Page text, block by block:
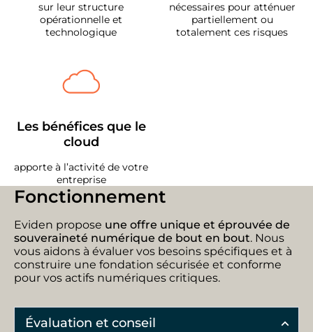
sur leur structure
opérationnelle et
technologique
nécessaires pour atténuer
partiellement ou
totalement ces risques
Les bénéfices que le
cloud
apporte à l’activité de votre
entreprise
Fonctionnement
Eviden propose une offre unique et éprouvée de
souveraineté numérique de bout en bout. Nous
vous aidons à évaluer vos besoins spécifiques et à
construire une fondation sécurisée et conforme
pour vos actifs numériques critiques.
Évaluation et conseil